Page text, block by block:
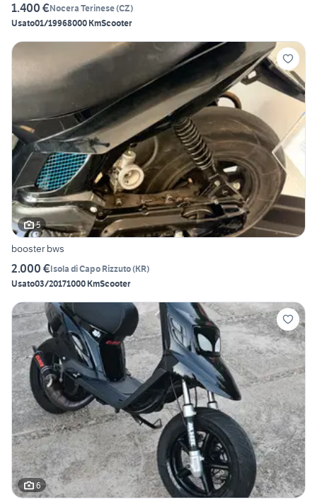
1.400 €Nocera Terinese(CZ)
Usato01/19968000 KmScooter
5
booster bws
2.000 €Isola di Capo Rizzuto(KR)
Usato03/20171000 KmScooter
6